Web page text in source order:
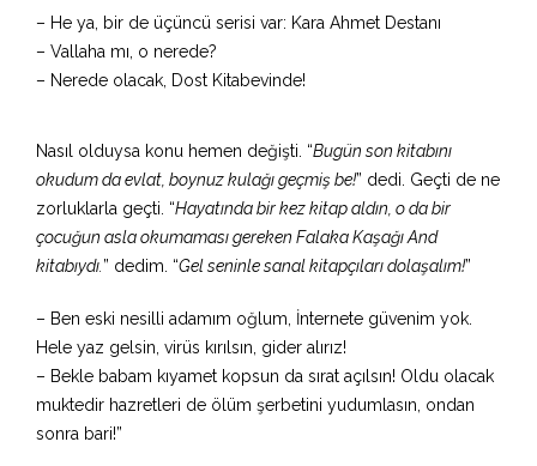
– He ya, bir de üçüncü serisi var: Kara Ahmet Destanı
– Vallaha mı, o nerede?
– Nerede olacak, Dost Kitabevinde!
Nasıl olduysa konu hemen değişti. “Bugün son kitabını
okudum da evlat, boynuz kulağı geçmiş be!” dedi. Geçti de ne
zorluklarla geçti. “Hayatında bir kez kitap aldın, o da bir
çocuğun asla okumaması gereken Falaka Kaşağı And
kitabıydı. ” dedim. “Gel seninle sanal kitapçıları dolaşalım!”
– Ben eski nesilli adamım oğlum, İnternete güvenim yok.
Hele yaz gelsin, virüs kırılsın, gider alırız!
– Bekle babam kıyamet kopsun da sırat açılsın! Oldu olacak
muktedir hazretleri de ölüm şerbetini yudumlasın, ondan
sonra bari!”